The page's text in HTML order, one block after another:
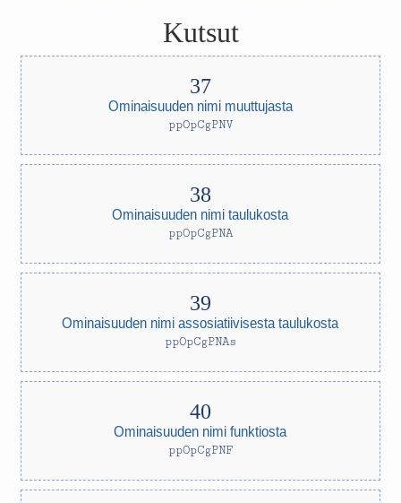
Kutsut
Ominaisuuden nimi muuttujasta
ppOpCgPNV
Ominaisuuden nimi taulukosta
ppOpCgPNA
Ominaisuuden nimi assosiatiivisesta taulukosta
ppOpCgPNAs
Ominaisuuden nimi funktiosta
ppOpCgPNF